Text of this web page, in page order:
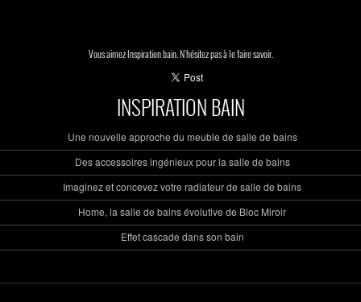
Vous aimez Inspiration bain. N'hésitez pas à le faire savoir.
INSPIRATION BAIN
Une nouvelle approche du meuble de salle de bains
Des accessoires ingénieux pour la salle de bains
Imaginez et concevez votre radiateur de salle de bains
Home, la salle de bains évolutive de Bloc Miroir
Effet cascade dans son bain